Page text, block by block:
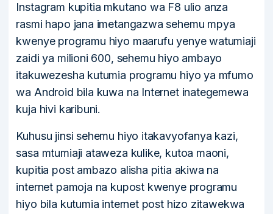
Instagram kupitia mkutano wa F8 ulio anza
rasmi hapo jana imetangazwa sehemu mpya
kwenye programu hiyo maarufu yenye watumiaji
zaidi ya milioni 600, sehemu hiyo ambayo
itakuwezesha kutumia programu hiyo ya mfumo
wa Android bila kuwa na Internet inategemewa
kuja hivi karibuni.
Kuhusu jinsi sehemu hiyo itakavyofanya kazi,
sasa mtumiaji ataweza kulike, kutoa maoni,
kupitia post ambazo alisha pitia akiwa na
internet pamoja na kupost kwenye programu
hiyo bila kutumia internet post hizo zitawekwa